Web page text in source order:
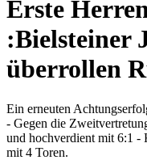
Erste
:Bielsteiner
überrollen
Ein erneuten
- Gegen die
und hochverdient mit 6:1 -
mit 4 Toren.